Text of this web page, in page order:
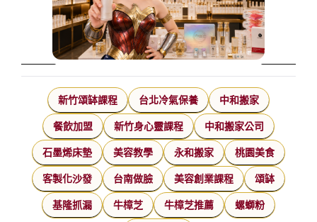
新竹頌缽課程 台北冷氣保養 中和搬家
餐飲加盟 新竹身心靈課程 中和搬家公司
石墨烯床墊 美容教學 永和搬家 桃園美食
客製化沙發 台南做臉 美容創業課程 頌缽
基隆抓漏 牛樟芝 牛樟芝推薦 螺螄粉